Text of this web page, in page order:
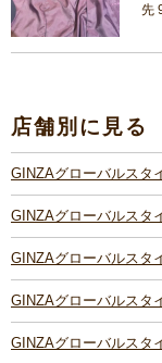
先
店舗別に見る
GINZAグローバルスタ
GINZAグローバルスタ
GINZAグローバルスタ
GINZAグローバルスタ
GINZAグローバルスタ